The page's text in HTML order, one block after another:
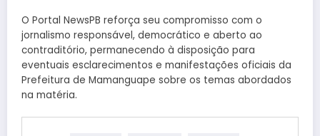
O Portal NewsPB reforça seu compromisso com o
jornalismo responsável, democrático e aberto ao
contraditório, permanecendo à disposição para
eventuais esclarecimentos e manifestações oficiais da
Prefeitura de Mamanguape sobre os temas abordados
na matéria.